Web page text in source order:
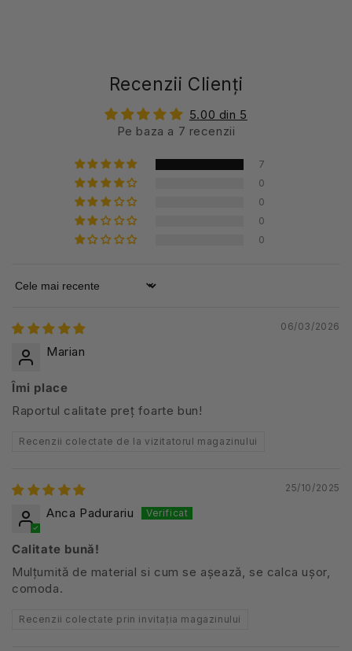
Recenzii Clienți
5.00 din 5
Pe baza a 7 recenzii
7
0
0
0
0
Sort by
06/03/2026
Marian
Îmi place
Raportul calitate preț foarte bun!
Recenzii colectate de la vizitatorul magazinului
25/10/2025
Anca Padurariu
Calitate bună!
Mulțumită de material si cum se așează, se calca ușor,
comoda.
Recenzii colectate prin invitația magazinului